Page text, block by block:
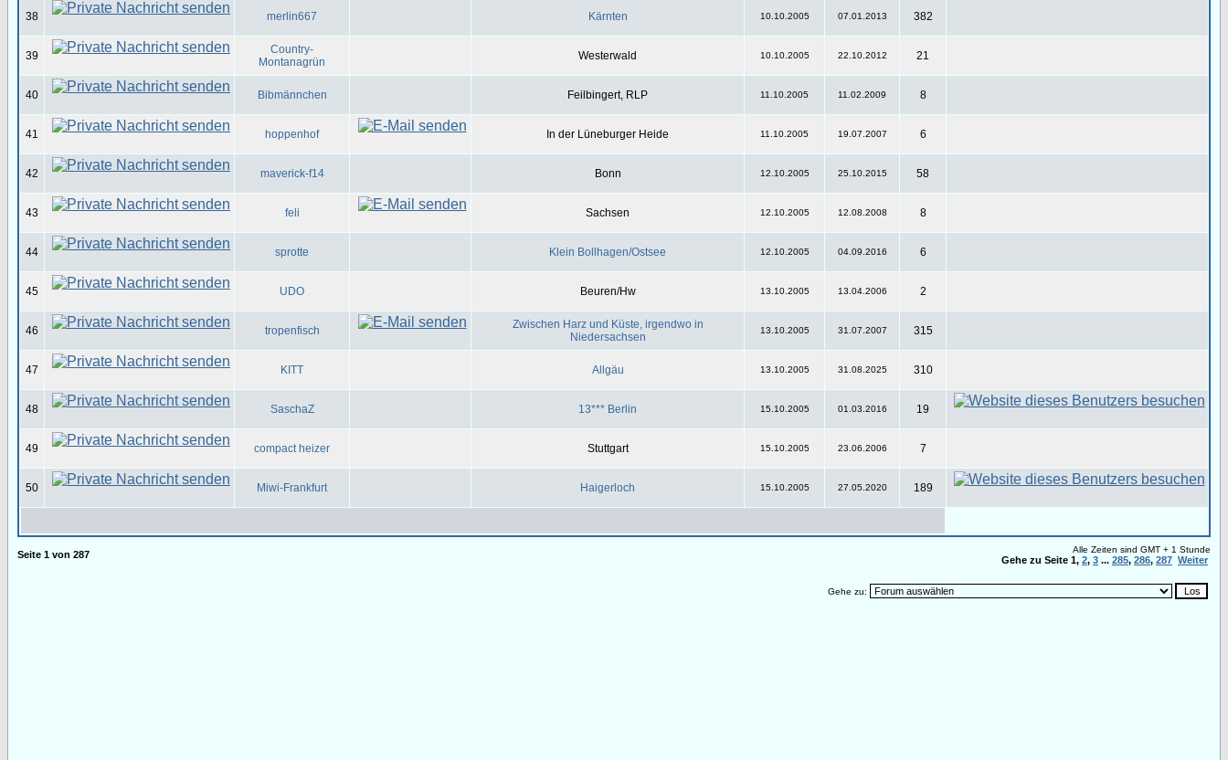
38 merlin667 Kärnten 10.10.2005 07.01.2013 382
39
Country-
Montanagrün
Westerwald 10.10.2005 22.10.2012 21
40 Bibmännchen Feilbingert, RLP 11.10.2005 11.02.2009 8
41 hoppenhof In der Lüneburger Heide 11.10.2005 19.07.2007 6
42 maverick-f14 Bonn 12.10.2005 25.10.2015 58
43 feli Sachsen 12.10.2005 12.08.2008 8
44 sprotte Klein Bollhagen/Ostsee 12.10.2005 04.09.2016 6
45 UDO Beuren/Hw 13.10.2005 13.04.2006 2
46 tropenfisch
Zwischen Harz und Küste, irgendwo in
Niedersachsen
13.10.2005 31.07.2007 315
47 KITT Allgäu 13.10.2005 31.08.2025 310
48 SaschaZ 13*** Berlin 15.10.2005 01.03.2016 19
49 compact heizer Stuttgart 15.10.2005 23.06.2006 7
50 Miwi-Frankfurt Haigerloch 15.10.2005 27.05.2020 189
Seite 1 von 287 Alle Zeiten sind GMT + 1 Stunde
Gehe zu Seite 1, 2, 3 ... 285, 286, 287 Weiter
Gehe zu: